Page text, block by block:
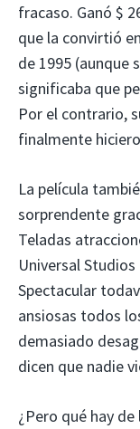
fracaso. Ganó $
que la convirtió
de 1995 (aunque
significaba que
Por el contrario,
finalmente
La película
sorprendente
Teladas
Universal
Spectacular
ansiosas todos
demasiado
dicen que nadie
¿Pero qué hay de